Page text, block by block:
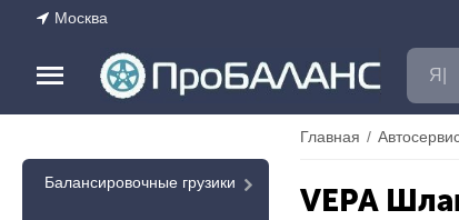
Москва
Балансировочные грузики
Главная /
VEPA